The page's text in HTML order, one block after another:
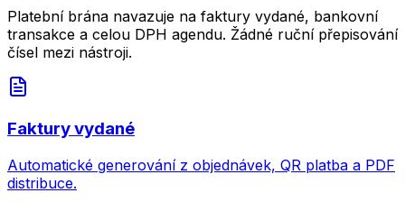
Platební brána navazuje na faktury vydané, bankovní
transakce a celou DPH agendu. Žádné ruční přepisování
čísel mezi nástroji.
Faktury vydané
Automatické generování z objednávek, QR platba a PDF
distribuce.